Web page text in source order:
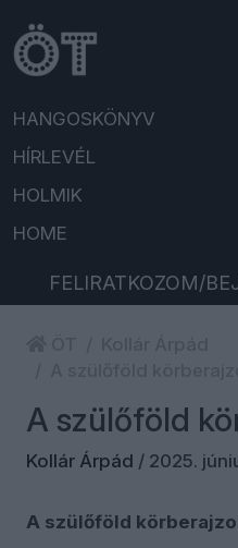
HANGOSKÖNYV
HÍRLEVÉL
HOLMIK
HOME
FELIRATKOZOM/
A szülőföld
Kollár Árpád / 2025.
A szülőföld